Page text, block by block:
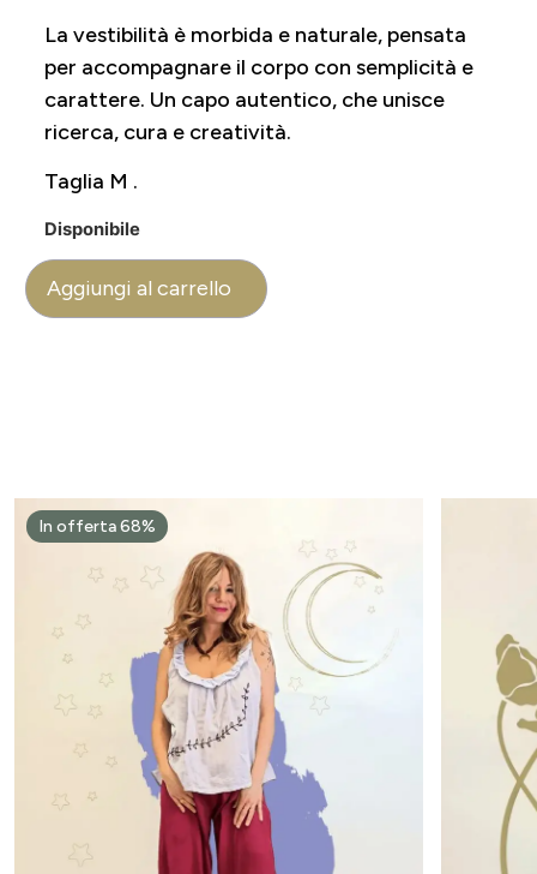
La vestibilità è morbida e naturale, pensata
per accompagnare il corpo con semplicità e
carattere. Un capo autentico, che unisce
ricerca, cura e creatività.
Taglia M .
Disponibile
Aggiungi al carrello
In offerta 68%